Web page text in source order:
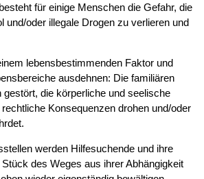
für einige Menschen die Gefahr, die
und/oder illegale Drogen zu verlieren und
lebensbestimmenden Faktor und
ausdehnen: Die familiären
gestört, die körperliche und seelische
Konsequenzen drohen und/oder
werden Hilfesuchende und ihre
des Weges aus ihrer Abhängigkeit